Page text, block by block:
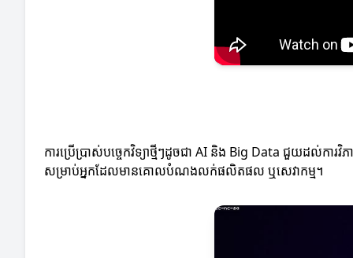
ការប្រើប្រាស់បច្ចេកវិទ្យាថ្មីៗដូចជា AI និង Big Data ជួយដល់ការ
សម្រាប់អ្នកដែលមានគោលបំណងលក់ផលិតផល ឬសេវាកម្ម។